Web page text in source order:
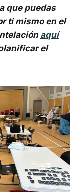
que puedas
ti mismo en el
aquí
el